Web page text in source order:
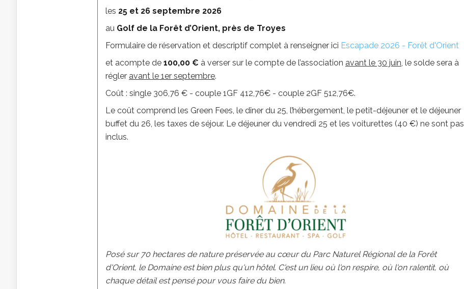
les 25 et 26 septembre 2026
au Golf de la Forêt d’Orient, près de Troyes
Formulaire de réservation et descriptif complet à renseigner ici Escapade 2026 - Forêt d'Orient
et acompte de 100,00 € à verser sur le compte de l’association avant le 30 juin , le solde sera à
régler avant le 1er septembre.
Coût : single 306,76 € - couple 1GF 412,76€ - couple 2GF 512,76€.
Le coût comprend les Green Fees, le dîner du 25, l’hébergement, le petit-déjeuner et le déjeuner
buffet du 26, les taxes de séjour. Le déjeuner du vendredi 25 et les voiturettes (40 €) ne sont pas
inclus.
Posé sur 70 hectares de nature préservée au cœur du Parc Naturel Régional de la Forêt
d'Orient, le Domaine est bien plus qu'un hôtel. C'est un lieu où l'on respire, où l'on ralentit, où
chaque détail est pensé pour vous faire du bien.